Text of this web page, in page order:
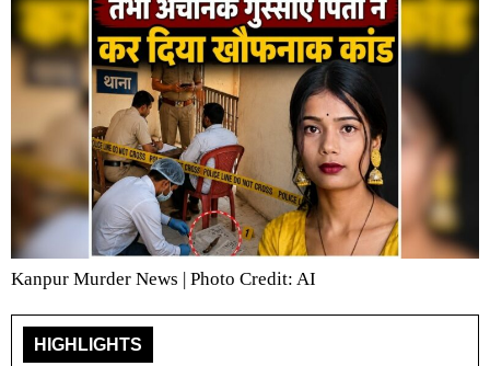
Kanpur Murder News | Photo Credit: AI
HIGHLIGHTS